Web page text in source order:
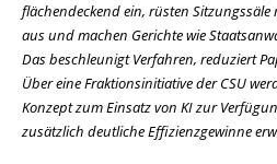
flächendeckend ein, rüsten
aus und machen Gerichte wie
Das beschleunigt Verfahren, reduziert
Über eine Fraktionsinitiative der CSU
Konzept zum Einsatz von KI zur
zusätzlich deutliche Effizienzgewinne